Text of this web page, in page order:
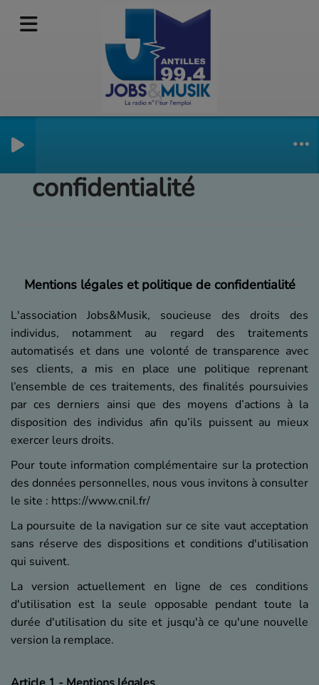
confidentialité
Mentions légales et politique de confidentialité
L'association Jobs&Musik, soucieuse des droits des
individus, notamment au regard des traitements
automatisés et dans une volonté de transparence avec
ses clients, a mis en place une politique reprenant
l’ensemble de ces traitements, des finalités poursuivies
par ces derniers ainsi que des moyens d’actions à la
disposition des individus afin qu’ils puissent au mieux
exercer leurs droits.
Pour toute information complémentaire sur la protection
des données personnelles, nous vous invitons à consulter
le site : https://www.cnil.fr/
La poursuite de la navigation sur ce site vaut acceptation
sans réserve des dispositions et conditions d'utilisation
qui suivent.
La version actuellement en ligne de ces conditions
d'utilisation est la seule opposable pendant toute la
durée d'utilisation du site et jusqu'à ce qu'une nouvelle
version la remplace.